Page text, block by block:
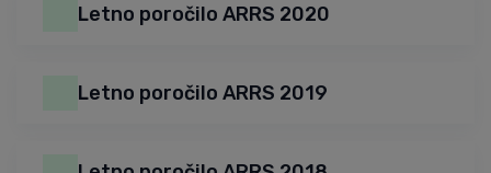
Letno poročilo ARRS 2020
Letno poročilo ARRS 2019